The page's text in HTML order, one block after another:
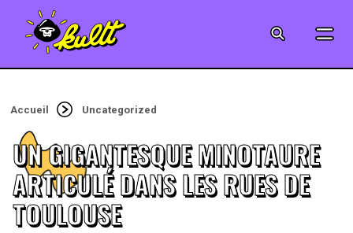
MUSIQUE
Accueil Uncategorized
UN GIGANTESQUE MINOTAURE
ARTICULÉ DANS LES RUES DE
TOULOUSE